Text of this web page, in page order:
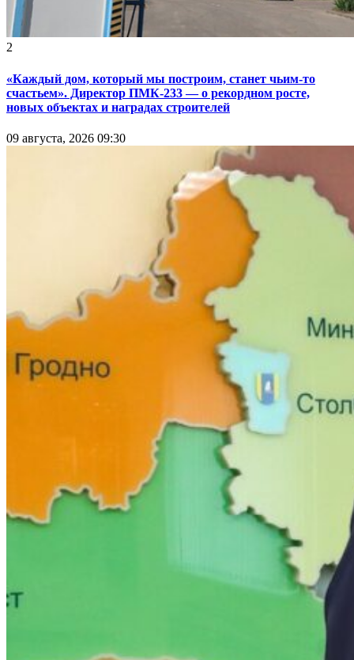
2
«Каждый дом, который мы построим, станет чьим-то
счастьем». Директор ПМК-233 — о рекордном росте,
новых объектах и наградах строителей
09 августа, 2026 09:30